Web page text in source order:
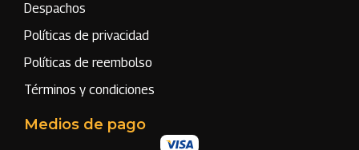
Despachos
Políticas de privacidad
Políticas de reembolso
Términos y condiciones
Medios de pago